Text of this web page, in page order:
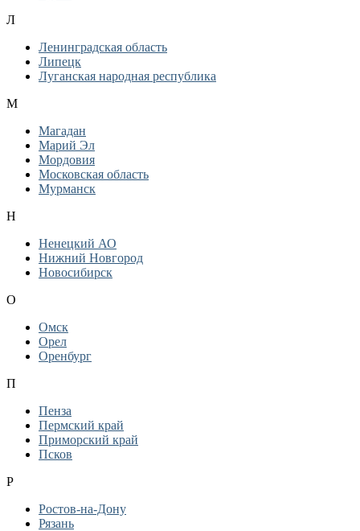
Л
Ленинградская область
Липецк
Луганская народная республика
М
Магадан
Марий Эл
Мордовия
Московская область
Мурманск
Н
Ненецкий АО
Нижний Новгород
Новосибирск
О
Омск
Орел
Оренбург
П
Пенза
Пермский край
Приморский край
Псков
Р
Ростов-на-Дону
Рязань